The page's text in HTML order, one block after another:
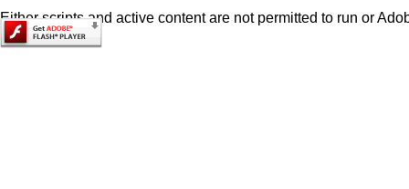
Either scripts and active content are not permitted to run or